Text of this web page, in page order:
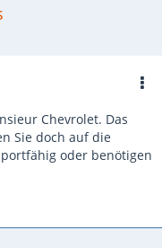
Chevrolet. Das
Sie doch auf die
oder benötigen